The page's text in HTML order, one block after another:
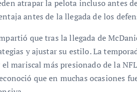
atrapar la pelota incluso antes
antes de la llegada de los
que tras la llegada de
y ajustar su estilo. La
mariscal más presionado de la
que en muchas ocasiones